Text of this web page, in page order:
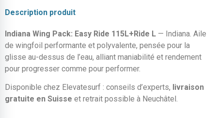
Description produit
Indiana Wing Pack: Easy Ride 115L+Ride L — Indiana. Aile
de wingfoil performante et polyvalente, pensée pour la
glisse au-dessus de l’eau, alliant maniabilité et rendement
pour progresser comme pour performer.
Disponible chez Elevatesurf : conseils d’experts, livraison
gratuite en Suisse et retrait possible à Neuchâtel.